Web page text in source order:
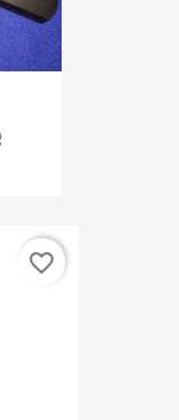
favorite_border